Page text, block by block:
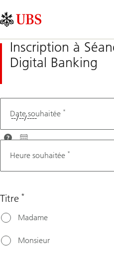
Links
Area
Inscription à
Digital Banking
Second
Date souhaitée *
Afin que
vous
au mieux,
veuillez
une date
Heure souhaitée *
Titre *
Madame
Monsieur